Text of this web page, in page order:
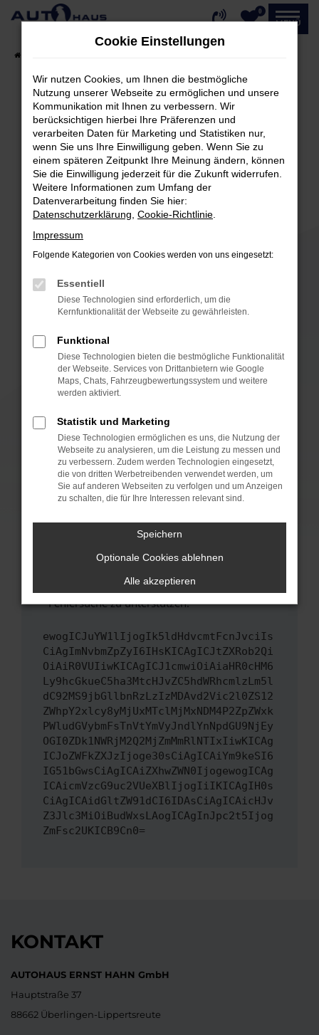
Zum
0
MENÜ
Fehler: Network Error
Beim Laden ist ein Fehler aufgetreten.
Hier sind ein paar Tipps, die dir helfen können:
Überprüfe deine Firewall und deine
Internetverbindung.
Laden andere Webseiten, zum Beispiel deine
Suchmaschine?
Prüfe deine Browsererweiterungen.
können das Laden bestimmter Seiten
verhindern. Funktioniert die Seite in einem
anderen Browser oder in einem privaten
Fenster?
Starte dein Gerät neu.
Das kann manchmal helfen, vorübergehende
Probleme zu beheben.
Betriebssystem auf dem neuesten Stand
sind.
Veraltete Software birgt nicht nur ein
Sicherheitsrisiko, sondern kann auch dazu
führen, dass bestimmte Funktionen nicht mehr
unterstützt werden.
Wende dich an den Webseitenbetreiber.
Wenn du alle oben genannten Schritte versucht
hast, kontaktiere uns bitte. Wir werden
uns diesen Text schicken, um uns bei der
Fehlersuche zu unterstützen:
ewogICJuYW1lIjogIk5ldHdvcmtFcnJvciIs
CiAgImNvbmZpZyI6IHsKICAgICJtZXRob2Qi
OiAiR0VUIiwKICAgICJ1cmwiOiAiaHR0cHM6
Ly9hcGkueC5ha3MtcHJvZC5hdWRhcmlzLm5l
dC92MS9jbGllbnRzLzIzMDAvd2Vic2l0ZS12
ZWhpY2xlcy8yMjUxMTclMjMxNDM4P2ZpZWxk
PWludGVybmFsTnVtYmVyJndlYnNpdGU9NjEy
OGI0ZDk1NWRjM2Q2MjZmMmRlNTIxIiwKICAg
ICJoZWFkZXJzIjoge30sCiAgICAiYm9keSI6
IG51bGwsCiAgICAiZXhwZWN0IjogewogICAg
ICAicmVzcG9uc2VUeXBlIjogIiIKICAgIH0s
CiAgICAidGltZW91dCI6IDAsCiAgICAicHJv
Z3Jlc3MiOiBudWxsLAogICAgInJpc2t5Ijog
ZmFsc2UKICB9Cn0=
KONTAKT
AUTOHAUS ERNST HAHN GmbH
Hauptstraße 37
88662 Überlingen-Lippertsreute
Cookie Einstellungen
Wir nutzen Cookies, um Ihnen die bestmögliche
Nutzung unserer Webseite zu ermöglichen und unsere
Kommunikation mit Ihnen zu verbessern. Wir
berücksichtigen hierbei Ihre Präferenzen und
verarbeiten Daten für Marketing und Statistiken nur,
wenn Sie uns Ihre Einwilligung geben. Wenn Sie zu
einem späteren Zeitpunkt Ihre Meinung ändern, können
Sie die Einwilligung jederzeit für die Zukunft widerrufen.
Weitere Informationen zum Umfang der
Datenverarbeitung finden Sie hier:
Datenschutzerklärung Cookie-Richtlinie
Impressum
Folgende Kategorien von Cookies werden von uns eingesetzt:
Essentiell
Diese Technologien sind erforderlich, um die
Kernfunktionalität der Webseite zu gewährleisten.
Funktional
Diese Technologien bieten die bestmögliche Funktionalität
der Webseite. Services von Drittanbietern wie Google
Maps, Chats, Fahrzeugbewertungssystem und weitere
werden aktiviert.
Statistik und Marketing
Diese Technologien ermöglichen es uns, die Nutzung der
Webseite zu analysieren, um die Leistung zu messen und
zu verbessern. Zudem werden Technologien eingesetzt,
die von dritten Werbetreibenden verwendet werden, um
Sie auf anderen Webseiten zu verfolgen und um Anzeigen
zu schalten, die für Ihre Interessen relevant sind.
Speichern
Optionale Cookies ablehnen
Alle akzeptieren